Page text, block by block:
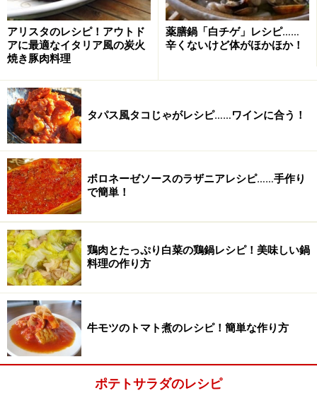
3
ジャガイモの皮をむき、すべての材料を合わせます。 ジ
ャガイモを軽くつぶしながら全体をよく混ぜ、最後に黒
コショウをふって完成です。
アリスタのレシピ！アウトド
アに最適なイタリア風の炭火
焼き豚肉料理
薬膳鍋「白チゲ」レシピ……
辛くないけど体がほかほか！
タパス風タコじゃがレシピ……ワインに合う！
ボロネーゼソースのラザニアレシピ……手作り
で簡単！
鶏肉とたっぷり白菜の鶏鍋レシピ！美味しい鍋
料理の作り方
牛モツのトマト煮のレシピ！簡単な作り方
ポテトサラダのレシピ